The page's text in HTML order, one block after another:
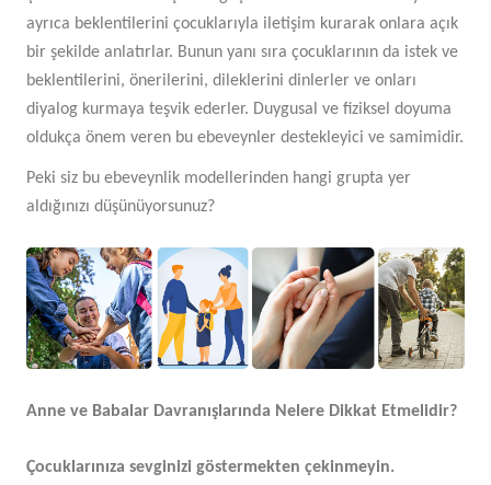
ayrıca beklentilerini çocuklarıyla iletişim kurarak onlara açık
bir şekilde anlatırlar. Bunun yanı sıra çocuklarının da istek ve
beklentilerini, önerilerini, dileklerini dinlerler ve onları
diyalog kurmaya teşvik ederler. Duygusal ve fiziksel doyuma
oldukça önem veren bu ebeveynler destekleyici ve samimidir.
Peki siz bu ebeveynlik modellerinden hangi grupta yer
aldığınızı düşünüyorsunuz?
Anne ve Babalar Davranışlarında Nelere Dikkat Etmelidir?
Çocuklarınıza sevginizi göstermekten çekinmeyin.